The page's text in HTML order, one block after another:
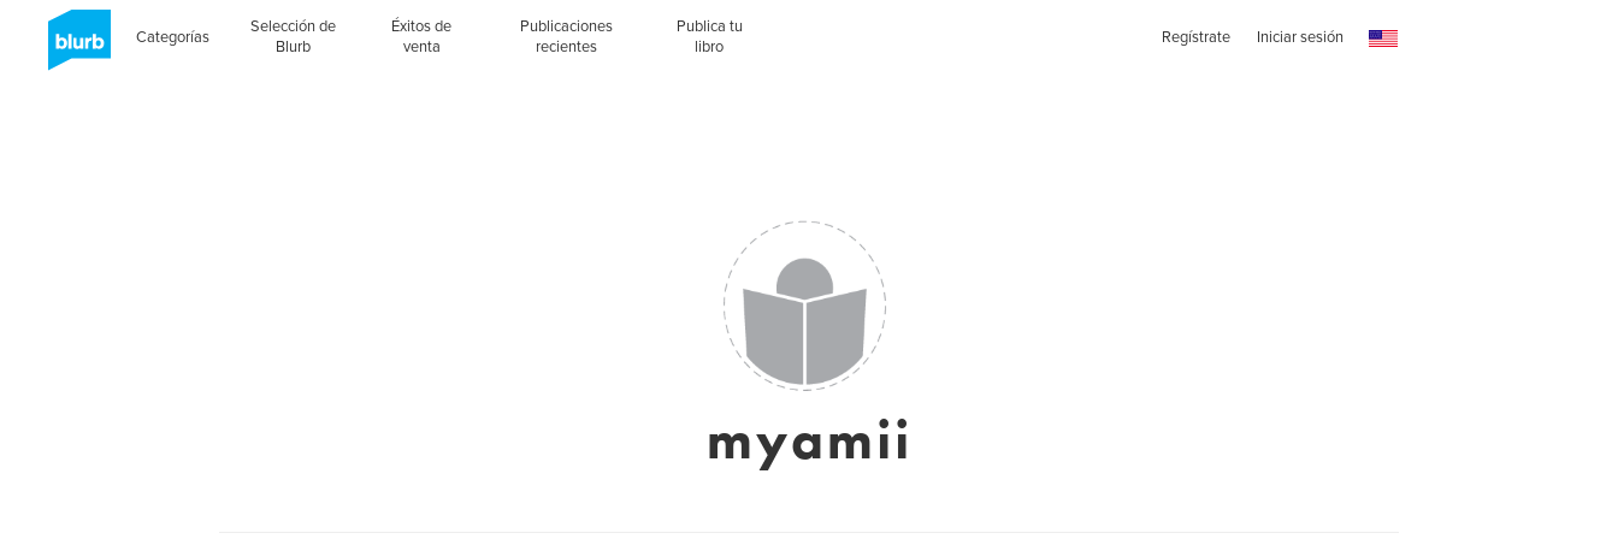
Categorías
Selección de
Blurb
Éxitos de
venta
Publicaciones
recientes
Publica tu
libro
Regístrate Iniciar sesión
myamii